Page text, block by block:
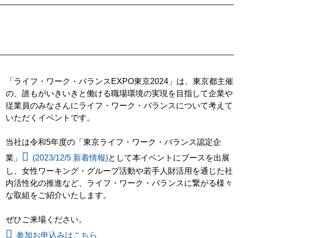
「ライフ・ワーク・バランスEXPO東京2024」は、東京都主催
の、誰もがいきいきと働ける職場環境の実現を目指して企業や
従業員のみなさんにライフ・ワーク・バランスについて考えて
いただくイベントです。
当社は令和5年度の「東京ライフ・ワーク・バランス認定企
業」
(2023/12/5 新着情報)として本イベントにブースを出展
し、女性ワーキング・グループ活動や若手人財活用を通じた社
内活性化の推進など、ライフ・ワーク・バランスに繋がる様々
な取組をご紹介いたします。
ぜひご来場ください。
参加お申込みはこちら